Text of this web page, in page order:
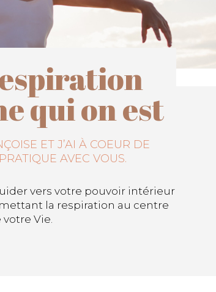
qui on est
ET J’AI À COEUR DE
AVEC VOUS.
vers votre pouvoir intérieur
la respiration au centre
votre Vie.